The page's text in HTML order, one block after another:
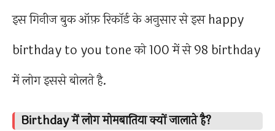
इस गिनीज बुक ऑफ़ रिकॉर्ड के अनुसार से इस happy
birthday to you tone को 100 में से 98 birthday
में लोग इससे बोलते है.
Birthday में लोग मोमबातिया क्यों जालाते है?